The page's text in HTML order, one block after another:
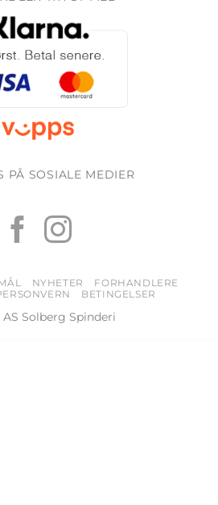
PÅ SOSIALE MEDIER
NYHETER
FORHANDLERE
BETINGELSER
Solberg Spinderi